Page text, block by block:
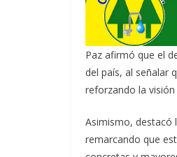
Paz afirmó que el
del país, al señalar
reforzando la
Asimismo, destacó
remarcando que